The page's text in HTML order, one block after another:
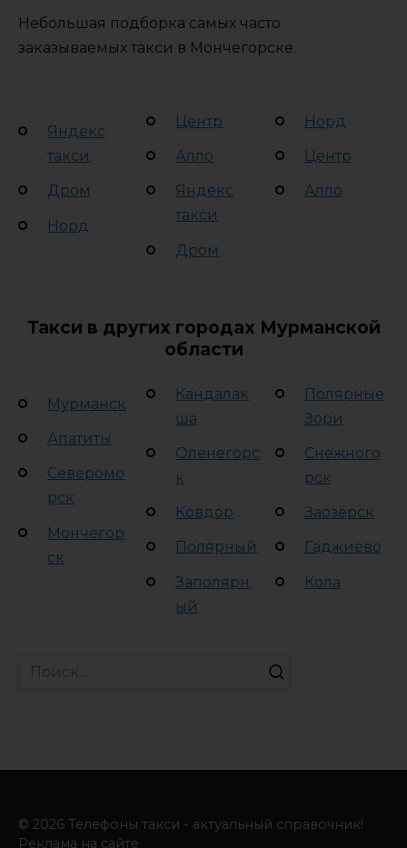
Небольшая подборка самых часто
заказываемых такси в Мончегорске.
Яндекс
такси
Дром
Норд
Центр
Алло
Яндекс
такси
Дром
Норд
Центр
Алло
Такси в других городах Мурманской
области
Мурманск
Апатиты
Северомо
рск
Мончегор
ск
Кандалак
ша
Оленегорс
к
Ковдор
Полярный
Заполярн
ый
Полярные
Зори
Снежного
рск
Заозёрск
Гаджиево
Кола
Search
© 2026 Телефоны такси - актуальный справочник!
Реклама на сайте